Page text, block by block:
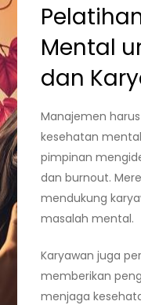
Mental
dan
Manajemen
kesehatan
pimpinan
dan burnout.
mendukung
masalah mental.
Karyawan juga
memberikan
menjaga